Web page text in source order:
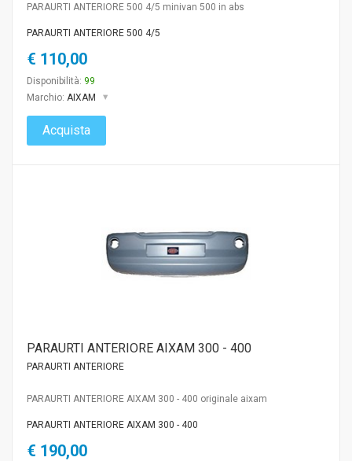
PARAURTI ANTERIORE 500 4/5 minivan 500 in abs
PARAURTI ANTERIORE 500 4/5
€ 110,00
Disponibilità: 99
Marchio: AIXAM
Acquista
PARAURTI ANTERIORE AIXAM 300 - 400
PARAURTI ANTERIORE
PARAURTI ANTERIORE AIXAM 300 - 400 originale aixam
PARAURTI ANTERIORE AIXAM 300 - 400
€ 190,00